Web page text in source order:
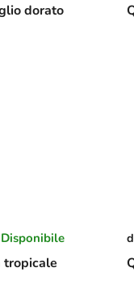
dorato
tropicale
Disponibile